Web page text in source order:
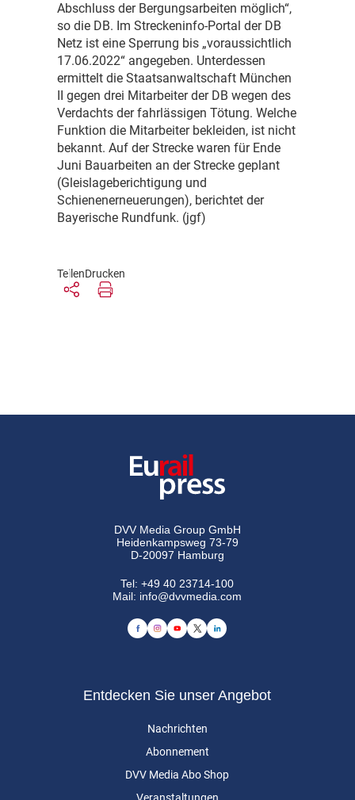
Abschluss der Bergungsarbeiten möglich“,
so die DB. Im Streckeninfo-Portal der DB
Netz ist eine Sperrung bis „voraussichtlich
17.06.2022“ angegeben. Unterdessen
ermittelt die Staatsanwaltschaft München
II gegen drei Mitarbeiter der DB wegen des
Verdachts der fahrlässigen Tötung. Welche
Funktion die Mitarbeiter bekleiden, ist nicht
bekannt. Auf der Strecke waren für Ende
Juni Bauarbeiten an der Strecke geplant
(Gleislageberichtigung und
Schienenerneuerungen), berichtet der
Bayerische Rundfunk. (jgf)
TeilenDrucken
DVV Media Group GmbH
Heidenkampsweg 73-79
D-20097 Hamburg
Tel:+49 40 23714-100
Mail: info@dvvmedia.com
Entdecken Sie unser Angebot
Nachrichten
Abonnement
DVV Media Abo Shop